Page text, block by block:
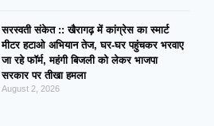
सरस्वती संकेत :: खैरागढ़ में कांग्रेस का स्मार्ट
मीटर हटाओ अभियान तेज, घर-घर पहुंचकर भरवाए
जा रहे फॉर्म, महंगी बिजली को लेकर भाजपा
सरकार पर तीखा हमला
August 2, 2026